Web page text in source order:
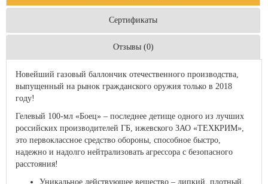
Сертификаты
Отзывы (0)
Новейший газовый баллончик отечественного производства,
выпущенный на рынок гражданского оружия только в 2018
году!
Гелевый 100-мл «Боец» – последнее детище одного из лучших
российских производителей ГБ, ижевского ЗАО «ТЕХКРИМ»,
это первоклассное средство обороны, способное быстро,
надежно и надолго нейтрализовать агрессора с безопасного
расстояния!
Уникальное действующее вещество – липкий, плотный,